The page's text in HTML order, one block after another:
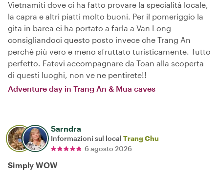
Vietnamiti dove ci ha fatto provare la specialità locale,
la capra e altri piatti molto buoni. Per il pomeriggio la
gita in barca ci ha portato a farla a Van Long
consigliandoci questo posto invece che Trang An
perché più vero e meno sfruttato turisticamente. Tutto
perfetto. Fatevi accompagnare da Toan alla scoperta
di questi luoghi, non ve ne pentirete!!
Adventure day in Trang An & Mua caves
Sarndra
Informazioni sul local Trang Chu
6 agosto 2026
Simply WOW